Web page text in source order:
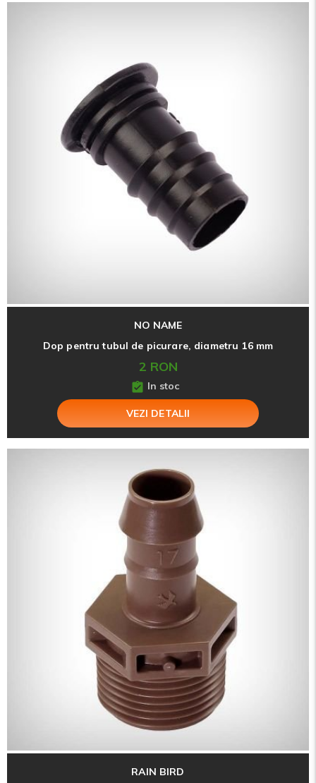
NO NAME
Dop pentru tubul de picurare, diametru 16 mm
2 RON
In stoc
VEZI DETALII
RAIN BIRD